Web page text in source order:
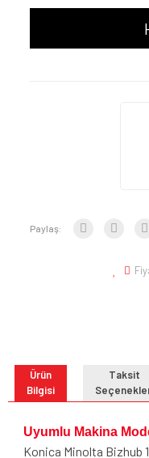
Paylaş:
Ürün
Bilgisi
Taksit
Uyumlu Makina
Konica Minolta Bizhub